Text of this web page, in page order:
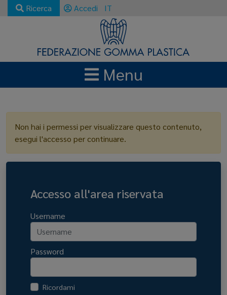
Ricerca Accedi IT
Menu
Non hai i permessi per visualizzare questo contenuto,
esegui l'accesso per continuare.
Accesso all'area riservata
Username
Password
Ricordami